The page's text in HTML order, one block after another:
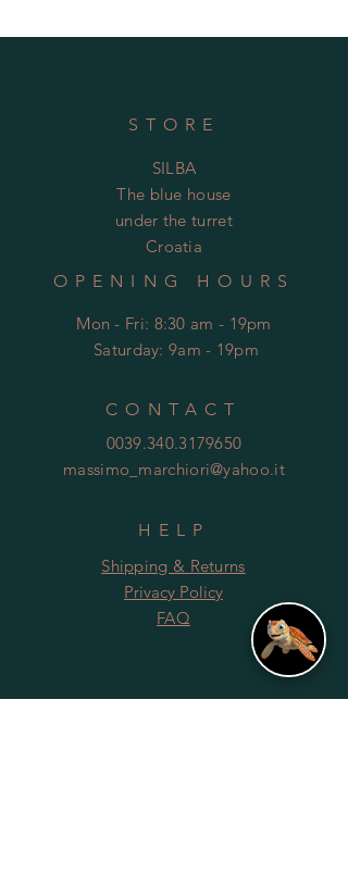
STORE
SILBA
The blue house
under the turret
Croatia
OPENING HOURS
Mon - Fri: 8:30 am - 19pm
Saturday: 9am - 19pm
CONTACT
0039.340.3179650
massimo_marchiori@yahoo.it
HELP
Shipping & Returns
Privacy Policy
FAQ